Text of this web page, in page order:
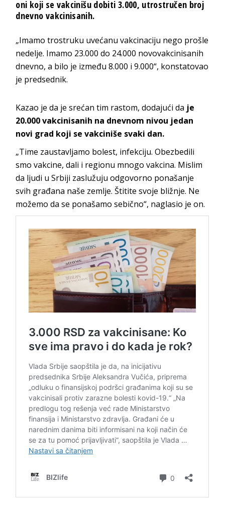
oni koji se vakcinišu dobiti 3.000, utrostručen broj
dnevno vakcinisanih.
„Imamo trostruku uvećanu vakcinaciju nego prošle
nedelje. Imamo 23.000 do 24.000 novovakcinisanih
dnevno, a bilo je između 8.000 i 9.000“, konstatovao
je predsednik.
Kazao je da je srećan tim rastom, dodajući da je
20.000 vakcinisanih na dnevnom nivou jedan
novi grad koji se vakciniše svaki dan.
„Time zaustavljamo bolest, infekciju. Obezbedili
smo vakcine, dali i regionu mnogo vakcina. Mislim
da ljudi u Srbiji zaslužuju odgovorno ponašanje
svih građana naše zemlje. Štitite svoje bližnje. Ne
možemo da se ponašamo sebično“, naglasio je on.